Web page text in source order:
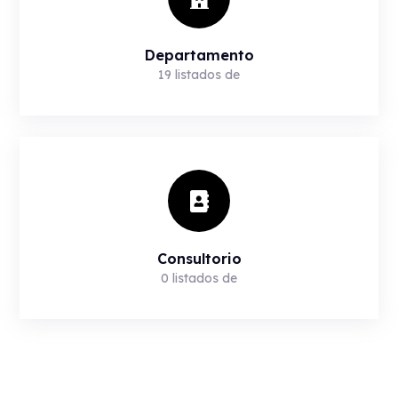
Departamento
19 listados de
Consultorio
0 listados de